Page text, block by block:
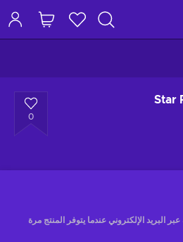
Star
0
البريد الإلكتروني عندما يتوفر المنتج مرة